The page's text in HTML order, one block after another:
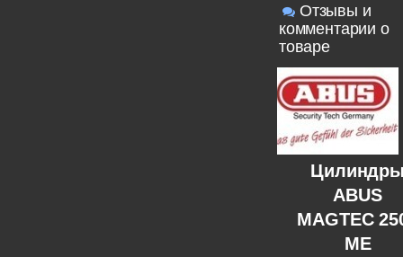
Отзывы и
комментарии о
товаре
ABUS
MAGTEC
ME